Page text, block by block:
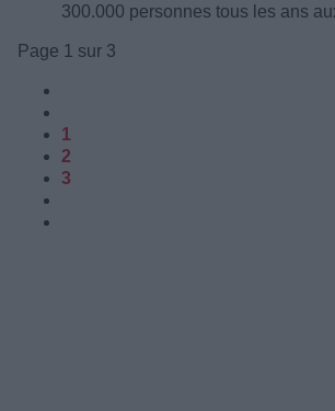
300.000 personnes tous les ans
Page 1 sur 3
1
2
3